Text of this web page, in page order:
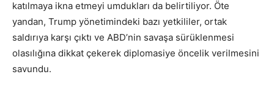
katılmaya ikna etmeyi umdukları da belirtiliyor. Öte
yandan, Trump yönetimindeki bazı yetkililer, ortak
saldırıya karşı çıktı ve ABD’nin savaşa sürüklenmesi
olasılığına dikkat çekerek diplomasiye öncelik verilmesini
savundu.